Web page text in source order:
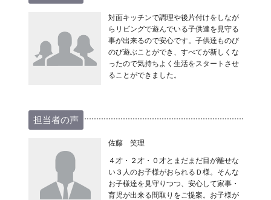
対面キッチンで調理や後片付けをしなが
らリビングで遊んでいる子供達を見守る
事が出来るので安心です。子供達ものび
のび遊ぶことができ、すべてが新しくな
ったので気持ちよく生活をスタートさせ
ることができました。
担当者の声
佐藤 笑理
４才・２才・０才とまだまだ目が離せな
い３人のお子様がおられるＤ様。そんな
お子様達を見守りつつ、安心して家事・
育児が出来る間取りをご提案。お子様が